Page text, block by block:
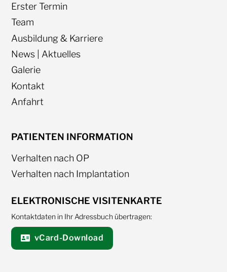
Erster Termin
Team
Ausbildung & Karriere
News | Aktuelles
Galerie
Kontakt
Anfahrt
PATIENTEN INFORMATION
Verhalten nach OP
Verhalten nach Implantation
ELEKTRONISCHE VISITENKARTE
Kontaktdaten in Ihr Adressbuch übertragen:
vCard-Download